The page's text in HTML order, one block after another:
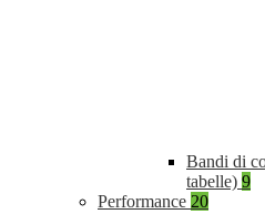
Bandi di
tabelle) 9
Performance 20